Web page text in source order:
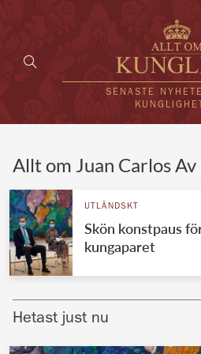
SENASTE
VÄRLDENS
Brittiska
Allt om Juan Carlos
UTLÄNDSKT
Skön konstpaus
kungaparet
Hetast just nu